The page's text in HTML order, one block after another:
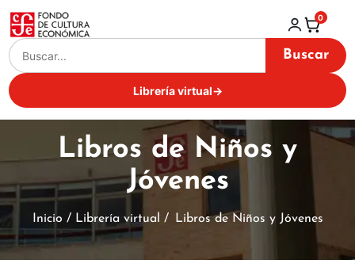
Buscar
Librería virtual→
0
Libros de Niños y
Jóvenes
Inicio / Librería virtual / Libros de Niños y Jóvenes